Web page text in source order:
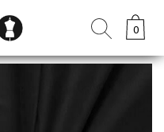
0
0